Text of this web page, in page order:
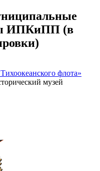
ИПКиПП (в
флота»
музей